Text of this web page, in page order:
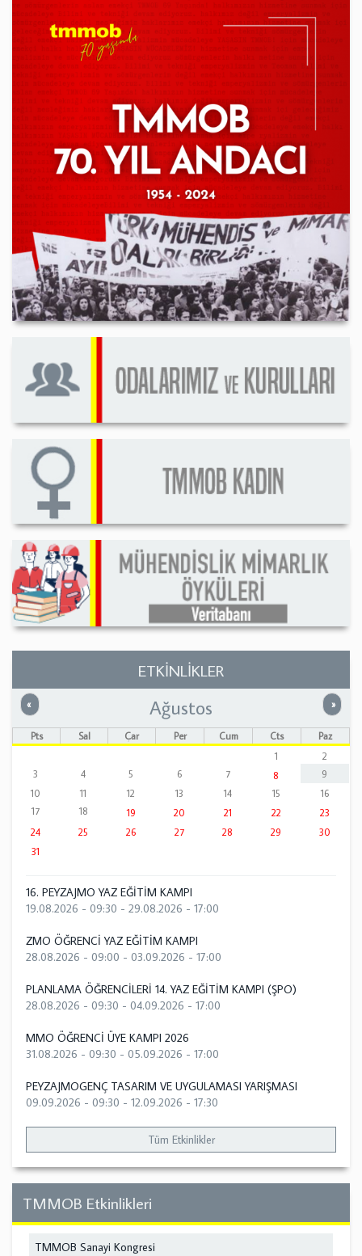
ETKİNLİKLER
« Önceki »
Ağustos
Pts Sal Çar Per Cum Cts
Paz
1
2
3
4 5 6 7 8
9
10
11 12 13 14 15
16
17
18 19 20 21 22
23
24
25 26 27 28 29
30
31
16. PEYZAJMO YAZ EĞİTİM KAMPI
19.08.2026 - 09:30 - 29.08.2026 - 17:00
ZMO ÖĞRENCİ YAZ EĞİTİM KAMPI
28.08.2026 - 09:00 - 03.09.2026 - 17:00
PLANLAMA ÖĞRENCİLERİ 14. YAZ EĞİTİM KAMPI (ŞPO)
28.08.2026 - 09:30 - 04.09.2026 - 17:00
MMO ÖĞRENCİ ÜYE KAMPI 2026
31.08.2026 - 09:30 - 05.09.2026 - 17:00
PEYZAJMOGENÇ TASARIM VE UYGULAMASI YARIŞMASI
09.09.2026 - 09:30 - 12.09.2026 - 17:30
Tüm Etkinlikler
TMMOB Etkinlikleri
TMMOB Sanayi Kongresi